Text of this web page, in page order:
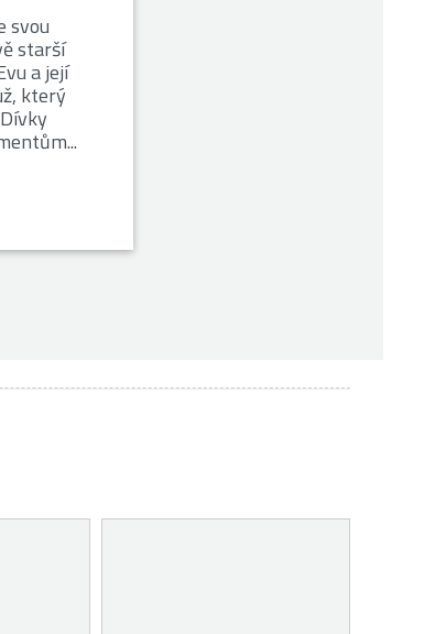
svou
starší
a její
který